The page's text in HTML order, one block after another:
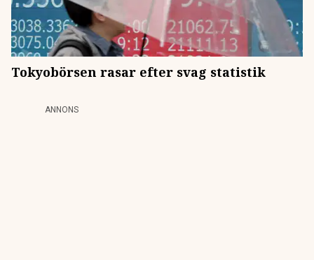
Tokyobörsen rasar efter svag statistik
ANNONS